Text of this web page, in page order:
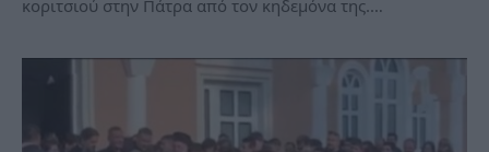
κοριτσιού στην Πάτρα από τον κηδεμόνα της.…